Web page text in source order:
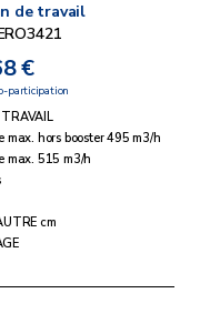
de travail
€
participation
TRAVAIL
max. hors booster 495 m3/h
max. 515 m3/h
cm